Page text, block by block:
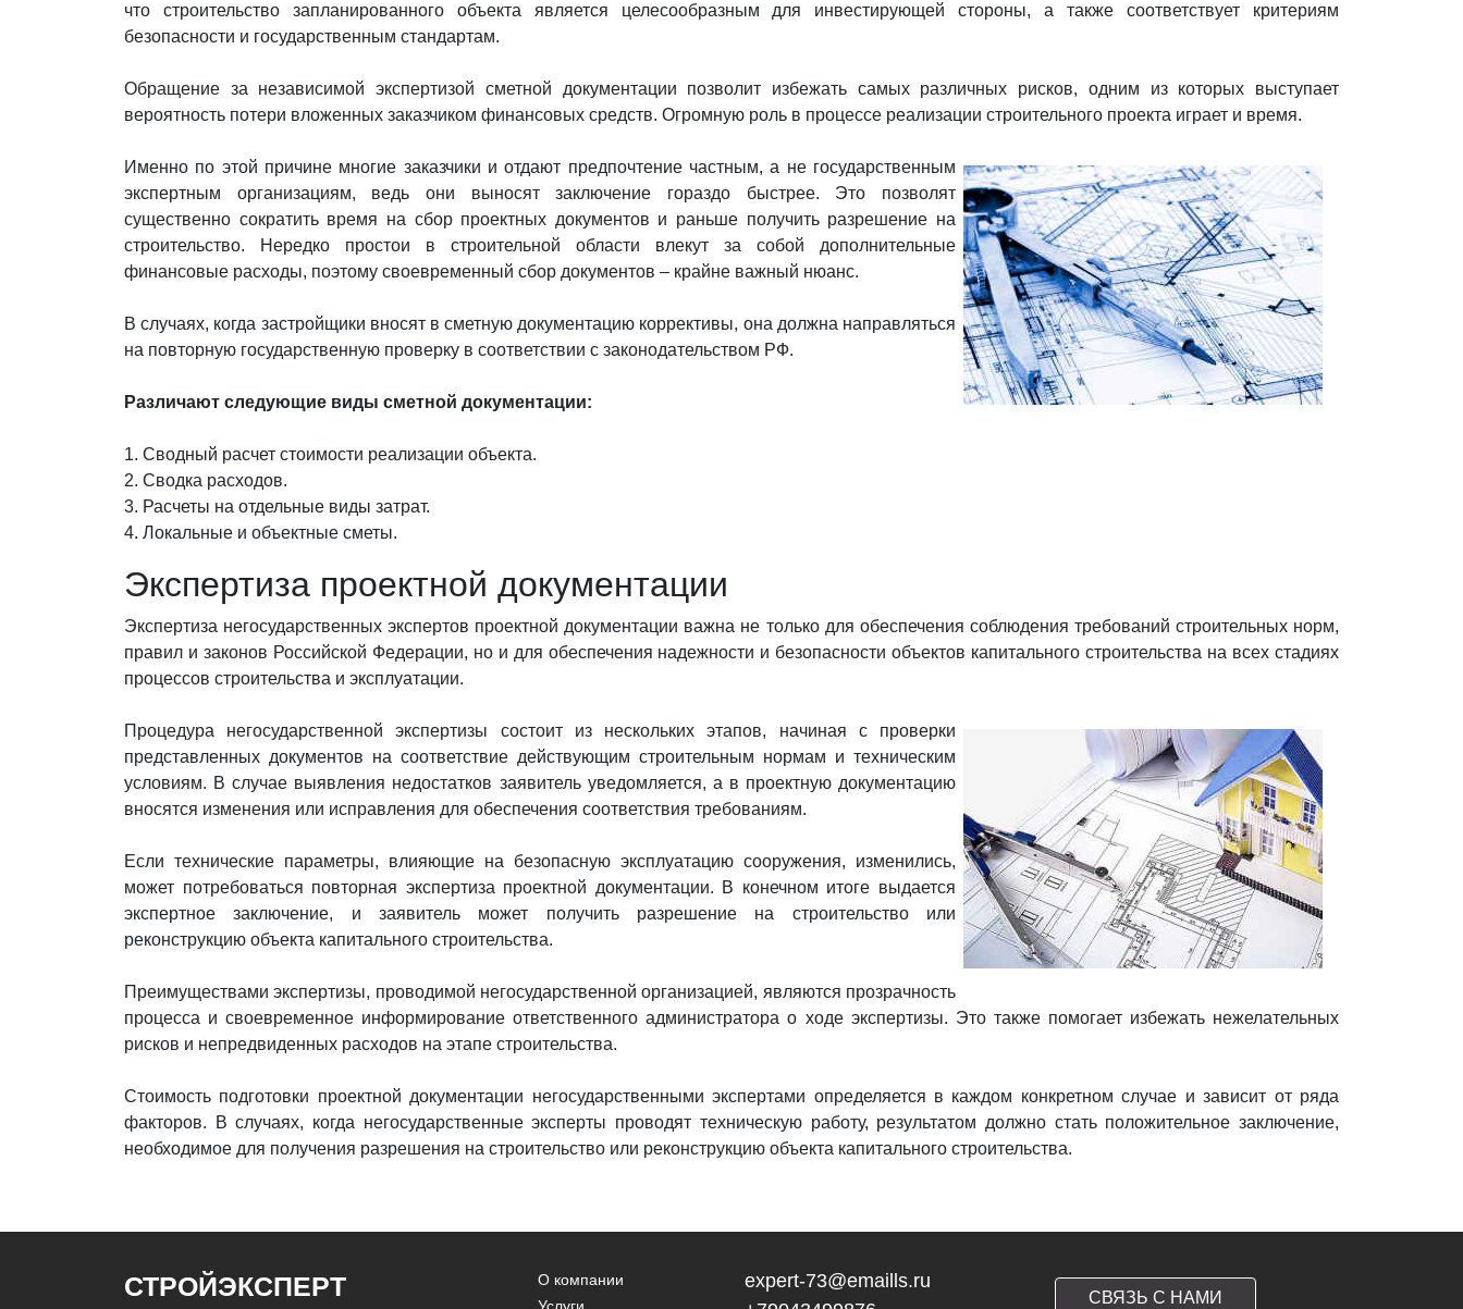
что строительство запланированного объекта является целесообразным для инвестирующей стороны, а также соответствует критериям
безопасности и государственным стандартам.
Обращение за независимой экспертизой сметной документации позволит избежать самых различных рисков, одним из которых выступает
вероятность потери вложенных заказчиком финансовых средств. Огромную роль в процессе реализации строительного проекта играет и время.
Именно по этой причине многие заказчики и отдают предпочтение частным, а не государственным
экспертным организациям, ведь они выносят заключение гораздо быстрее. Это позволят
существенно сократить время на сбор проектных документов и раньше получить разрешение на
строительство. Нередко простои в строительной области влекут за собой дополнительные
финансовые расходы, поэтому своевременный сбор документов – крайне важный нюанс.
В случаях, когда застройщики вносят в сметную документацию коррективы, она должна направляться
на повторную государственную проверку в соответствии с законодательством РФ.
Различают следующие виды сметной документации:
1. Сводный расчет стоимости реализации объекта.
2. Сводка расходов.
3. Расчеты на отдельные виды затрат.
4. Локальные и объектные сметы.
Экспертиза проектной документации
Экспертиза негосударственных экспертов проектной документации важна не только для обеспечения соблюдения требований строительных норм,
правил и законов Российской Федерации, но и для обеспечения надежности и безопасности объектов капитального строительства на всех стадиях
процессов строительства и эксплуатации.
Процедура негосударственной экспертизы состоит из нескольких этапов, начиная с проверки
представленных документов на соответствие действующим строительным нормам и техническим
условиям. В случае выявления недостатков заявитель уведомляется, а в проектную документацию
вносятся изменения или исправления для обеспечения соответствия требованиям.
Если технические параметры, влияющие на безопасную эксплуатацию сооружения, изменились,
может потребоваться повторная экспертиза проектной документации. В конечном итоге выдается
экспертное заключение, и заявитель может получить разрешение на строительство или
реконструкцию объекта капитального строительства.
Преимуществами экспертизы, проводимой негосударственной организацией, являются прозрачность
процесса и своевременное информирование ответственного администратора о ходе экспертизы. Это также помогает избежать нежелательных
рисков и непредвиденных расходов на этапе строительства.
Стоимость подготовки проектной документации негосударственными экспертами определяется в каждом конкретном случае и зависит от ряда
факторов. В случаях, когда негосударственные эксперты проводят техническую работу, результатом должно стать положительное заключение,
необходимое для получения разрешения на строительство или реконструкцию объекта капитального строительства.
СТРОЙЭКСПЕРТ
О компании
expert-73@emaills.ru
СВЯЗЬ С НАМИ